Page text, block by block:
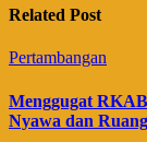
Related Post
Pertambangan
Menggugat
Nyawa dan